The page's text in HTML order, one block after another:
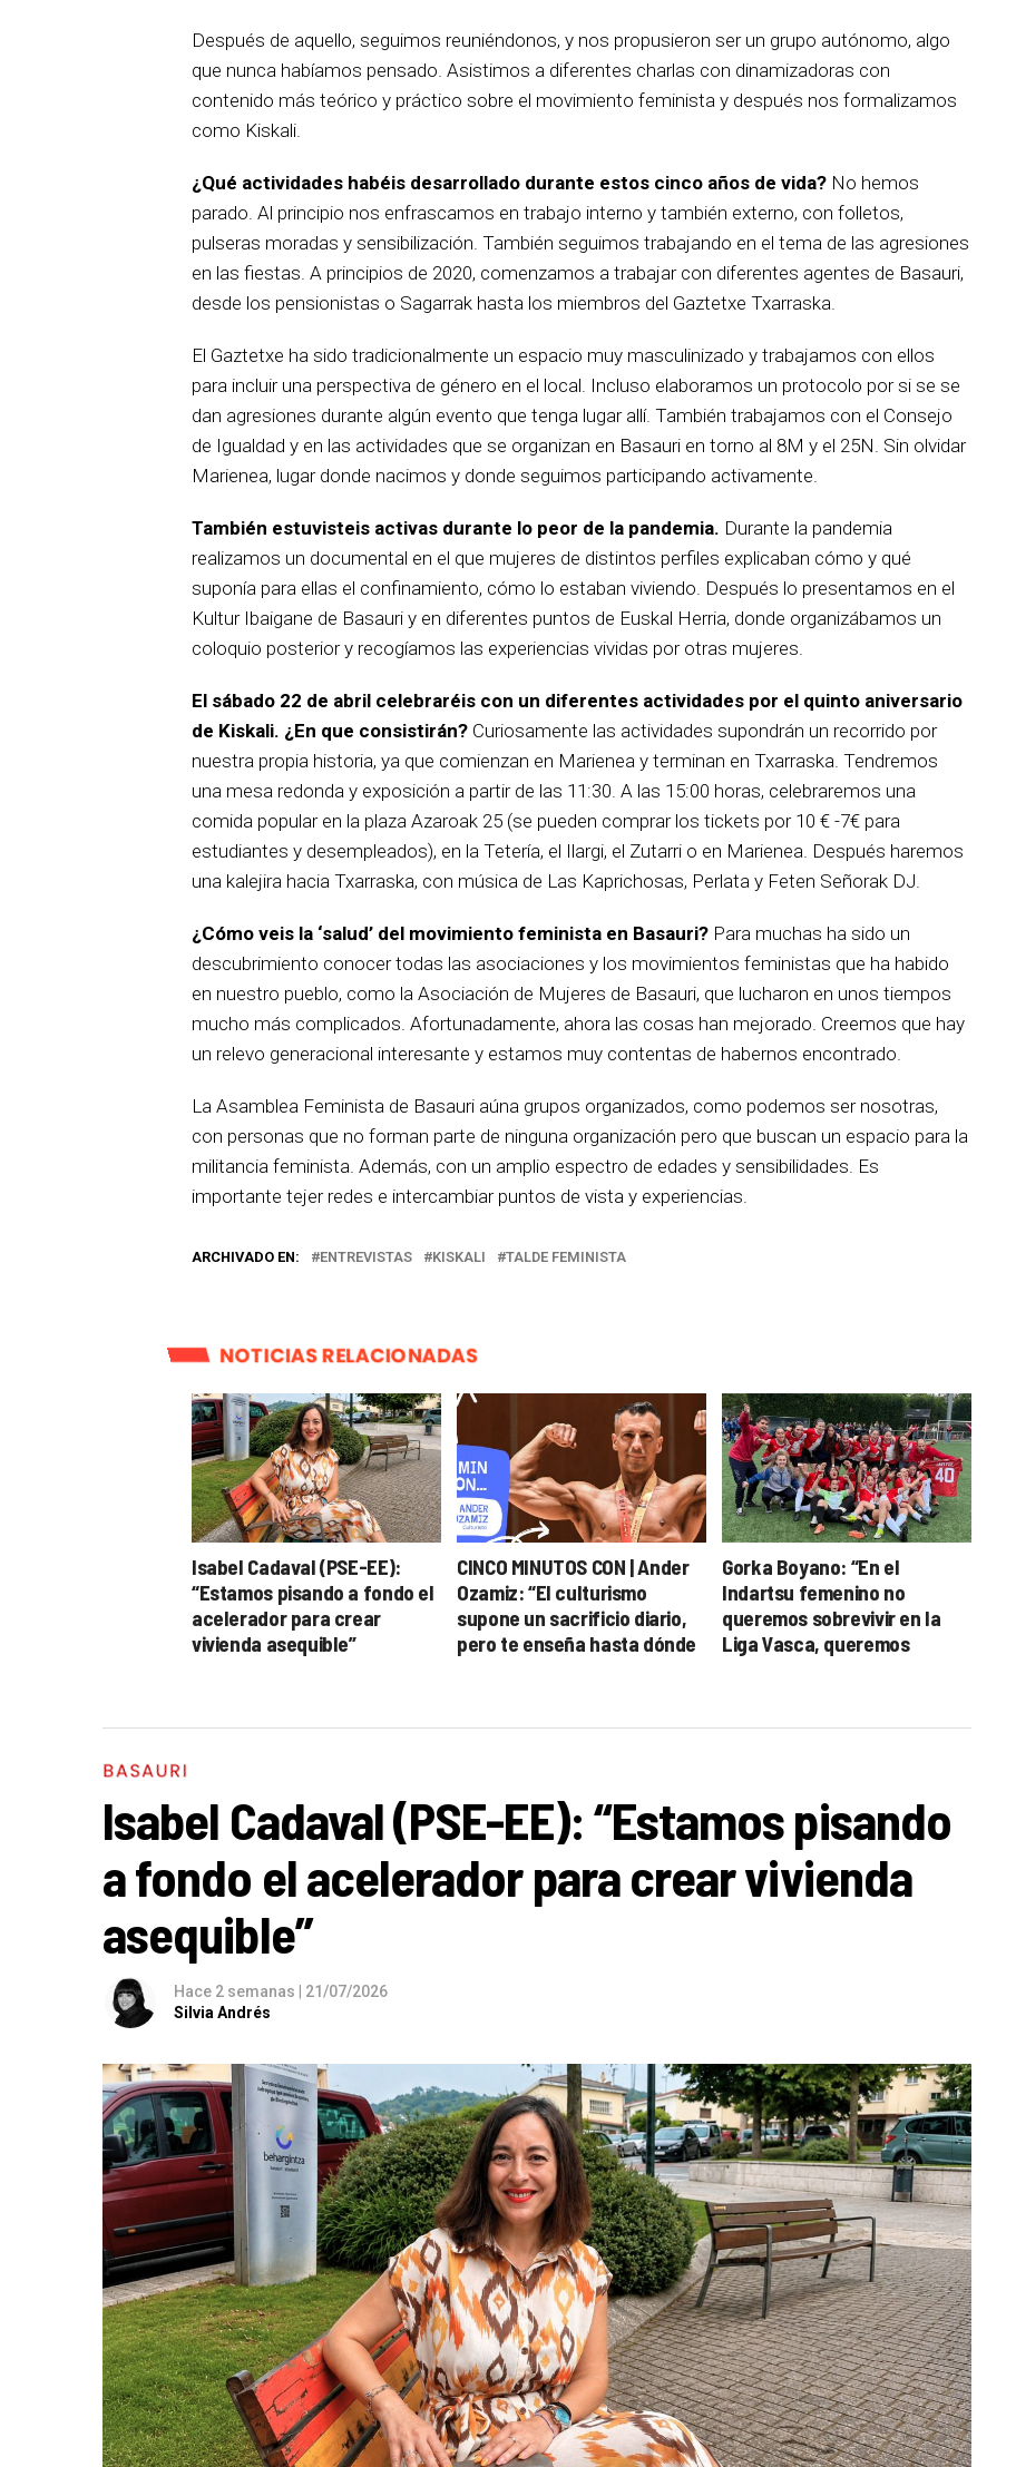
Después de aquello, seguimos reuniéndonos, y nos propusieron ser un grupo autónomo, algo
que nunca habíamos pensado. Asistimos a diferentes charlas con dinamizadoras con
contenido más teórico y práctico sobre el movimiento feminista y después nos formalizamos
como Kiskali.
¿Qué actividades habéis desarrollado durante estos cinco años de vida? No hemos
parado. Al principio nos enfrascamos en trabajo interno y también externo, con folletos,
pulseras moradas y sensibilización. También seguimos trabajando en el tema de las agresiones
en las fiestas. A principios de 2020, comenzamos a trabajar con diferentes agentes de Basauri,
desde los pensionistas o Sagarrak hasta los miembros del Gaztetxe Txarraska.
El Gaztetxe ha sido tradicionalmente un espacio muy masculinizado y trabajamos con ellos
para incluir una perspectiva de género en el local. Incluso elaboramos un protocolo por si se se
dan agresiones durante algún evento que tenga lugar allí. También trabajamos con el Consejo
de Igualdad y en las actividades que se organizan en Basauri en torno al 8M y el 25N. Sin olvidar
Marienea, lugar donde nacimos y donde seguimos participando activamente.
También estuvisteis activas durante lo peor de la pandemia. Durante la pandemia
realizamos un documental en el que mujeres de distintos perfiles explicaban cómo y qué
suponía para ellas el confinamiento, cómo lo estaban viviendo. Después lo presentamos en el
Kultur Ibaigane de Basauri y en diferentes puntos de Euskal Herria, donde organizábamos un
coloquio posterior y recogíamos las experiencias vividas por otras mujeres.
El sábado 22 de abril celebraréis con un diferentes actividades por el quinto aniversario
de Kiskali. ¿En que consistirán? Curiosamente las actividades supondrán un recorrido por
nuestra propia historia, ya que comienzan en Marienea y terminan en Txarraska. Tendremos
una mesa redonda y exposición a partir de las 11:30. A las 15:00 horas, celebraremos una
comida popular en la plaza Azaroak 25 (se pueden comprar los tickets por 10 € -7€ para
estudiantes y desempleados), en la Tetería, el Ilargi, el Zutarri o en Marienea. Después haremos
una kalejira hacia Txarraska, con música de Las Kaprichosas, Perlata y Feten Señorak DJ.
¿Cómo veis la ‘salud’ del movimiento feminista en Basauri? Para muchas ha sido un
descubrimiento conocer todas las asociaciones y los movimientos feministas que ha habido
en nuestro pueblo, como la Asociación de Mujeres de Basauri, que lucharon en unos tiempos
mucho más complicados. Afortunadamente, ahora las cosas han mejorado. Creemos que hay
un relevo generacional interesante y estamos muy contentas de habernos encontrado.
La Asamblea Feminista de Basauri aúna grupos organizados, como podemos ser nosotras,
con personas que no forman parte de ninguna organización pero que buscan un espacio para la
militancia feminista. Además, con un amplio espectro de edades y sensibilidades. Es
importante tejer redes e intercambiar puntos de vista y experiencias.
ARCHIVADO EN: ENTREVISTAS KISKALI TALDE FEMINISTA
NOTICIAS RELACIONADAS
Isabel Cadaval (PSE-EE):
“Estamos pisando a fondo el
acelerador para crear
vivienda asequible”
CINCO MINUTOS CON | Ander
Ozamiz: “El culturismo
supone un sacrificio diario,
pero te enseña hasta dónde
Gorka Boyano: “En el
Indartsu femenino no
queremos sobrevivir en la
Liga Vasca, queremos
BASAURI
Isabel Cadaval (PSE-EE): “Estamos pisando
a fondo el acelerador para crear vivienda
asequible”
Hace 2 semanas | 21/07/2026
Silvia Andrés